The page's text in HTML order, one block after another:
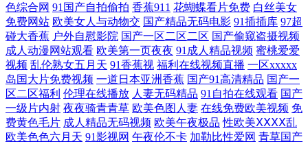
久久av 亚州九十一区 伊人久久影院 导航资源网站av 国产精品地址 91午夜
探花国产在线 91超碰资源总站 极品久久 91工厂视频网站 91n桃色 精品国
产18久久 91色蝌蚪真实 欧洲色色 91视频网址 四虎影音 欧美日韩轮乱五区
欧美日韩国产成人精品 俺去啦官网二区三区 亚洲97在线观看 国产真实乱
色综合网 91国产自拍偷拍 香蕉911 花蝴蝶看片免费 白丝美女
免费网站 欧美女人与动物交 国产精品无码电影 91插插库 97超
碰大香蕉 户外自慰影院 国产一区二区二区 国产偷窥盗摄视频
成人动漫网站观看 欧美第一页夜夜 91成人精品视频 蜜桃爱爱
视频 乱伦熟女五月天 91香蕉视 福利在线视频直播 一区xxxxx
岛国大片免费视频 一道日本亚洲香蕉 国产91高清精品 国产一
区二区福利 伦理在线播放 人妻无码精品 91自拍在线观看 国产
一级片内射 夜夜骑青青草 欧美色图人妻 在线免费欧美视频 免
费黄色毛片 成人精品无码视频 欧美午夜极品 性欧美ⅩⅩⅩⅩ乱
欧美色色六月天 91影视网 午夜伦不卡 加勒比性爱网 青草国产